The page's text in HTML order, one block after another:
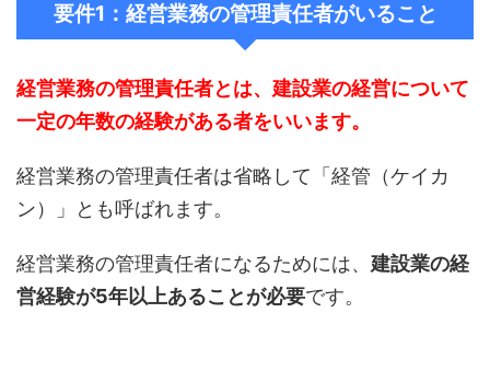
要件1：経営業務の管理責任者がいること
経営業務の管理責任者とは、建設業の経営について
一定の年数の経験がある者をいいます。
経営業務の管理責任者は省略して「経管（ケイカ
ン）」とも呼ばれます。
経営業務の管理責任者になるためには、 建設業の経
営経験が5年以上あることが必要です。